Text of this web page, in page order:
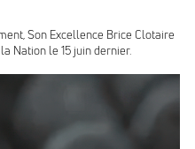
Son Excellence Brice Clotaire
Nation le 15 juin dernier.